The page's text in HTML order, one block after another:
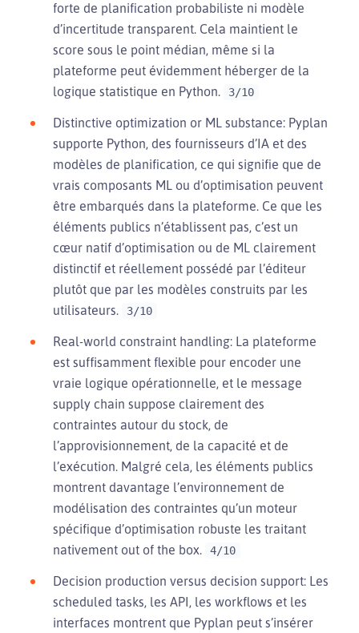
forte de planification probabiliste ni modèle
d’incertitude transparent. Cela maintient le
score sous le point médian, même si la
plateforme peut évidemment héberger de la
logique statistique en Python.
3/10
Distinctive optimization or ML substance: Pyplan
supporte Python, des fournisseurs d’IA et des
modèles de planification, ce qui signifie que de
vrais composants ML ou d’optimisation peuvent
être embarqués dans la plateforme. Ce que les
éléments publics n’établissent pas, c’est un
cœur natif d’optimisation ou de ML clairement
distinctif et réellement possédé par l’éditeur
plutôt que par les modèles construits par les
utilisateurs.
3/10
Real-world constraint handling: La plateforme
est suffisamment flexible pour encoder une
vraie logique opérationnelle, et le message
supply chain suppose clairement des
contraintes autour du stock, de
l’approvisionnement, de la capacité et de
l’exécution. Malgré cela, les éléments publics
montrent davantage l’environnement de
modélisation des contraintes qu’un moteur
spécifique d’optimisation robuste les traitant
nativement out of the box.
4/10
Decision production versus decision support: Les
scheduled tasks, les API, les workflows et les
interfaces montrent que Pyplan peut s’insérer